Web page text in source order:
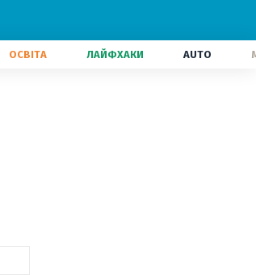
ОСВІТА ЛАЙФХАКИ AUTO